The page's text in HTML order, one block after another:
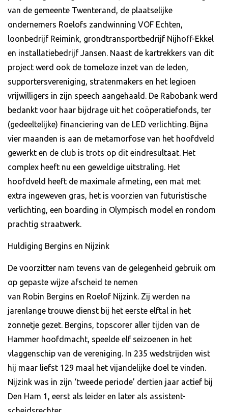
van de gemeente Twenterand, de plaatselijke
ondernemers Roelofs zandwinning VOF Echten,
loonbedrijf Reimink, grondtransportbedrijf Nijhoff-Ekkel
en installatiebedrijf Jansen. Naast de kartrekkers van dit
project werd ook de tomeloze inzet van de leden,
supportersvereniging, stratenmakers en het legioen
vrijwilligers in zijn speech aangehaald. De Rabobank werd
bedankt voor haar bijdrage uit het coöperatiefonds, ter
(gedeeltelijke) financiering van de LED verlichting. Bijna
vier maanden is aan de metamorfose van het hoofdveld
gewerkt en de club is trots op dit eindresultaat. Het
complex heeft nu een geweldige uitstraling. Het
hoofdveld heeft de maximale afmeting, een mat met
extra ingeweven gras, het is voorzien van futuristische
verlichting, een boarding in Olympisch model en rondom
prachtig straatwerk.
Huldiging Bergins en Nijzink
De voorzitter nam tevens van de gelegenheid gebruik om
op gepaste wijze afscheid te nemen
van Robin Bergins en Roelof Nijzink. Zij werden na
jarenlange trouwe dienst bij het eerste elftal in het
zonnetje gezet. Bergins, topscorer aller tijden van de
Hammer hoofdmacht, speelde elf seizoenen in het
vlaggenschip van de vereniging. In 235 wedstrijden wist
hij maar liefst 129 maal het vijandelijke doel te vinden.
Nijzink was in zijn ‘tweede periode’ dertien jaar actief bij
Den Ham 1, eerst als leider en later als assistent-